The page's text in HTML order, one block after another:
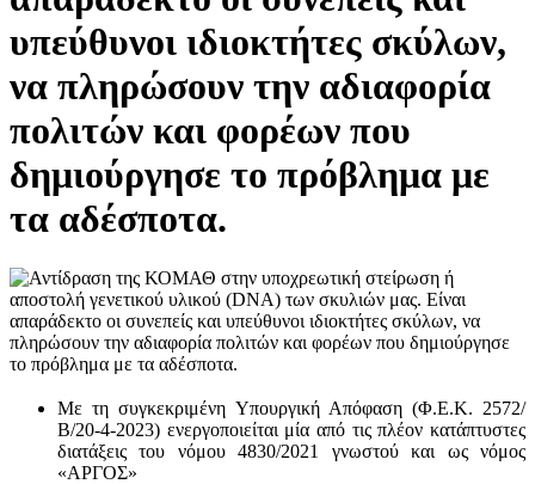
υπεύθυνοι ιδιοκτήτες σκύλων,
να πληρώσουν την αδιαφορία
πολιτών και φορέων που
δημιούργησε το πρόβλημα με
τα αδέσποτα.
Με τη συγκεκριμένη Υπουργική Απόφαση (Φ.Ε.Κ. 2572/
Β/20-4-2023) ενεργοποιείται μία από τις πλέον κατάπτυστες
διατάξεις του νόμου 4830/2021 γνωστού και ως νόμος
«ΑΡΓΟΣ»